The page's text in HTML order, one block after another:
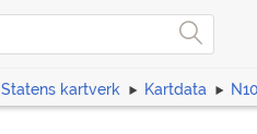
Statens kartverk Kartdata